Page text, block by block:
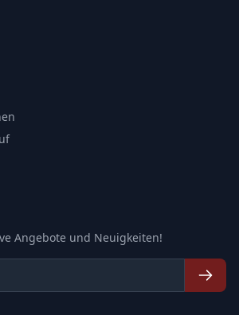
Angebote und Neuigkeiten!